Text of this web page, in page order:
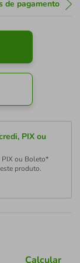
de pagamento
PIX ou
PIX ou Boleto*
produto.
Calcular